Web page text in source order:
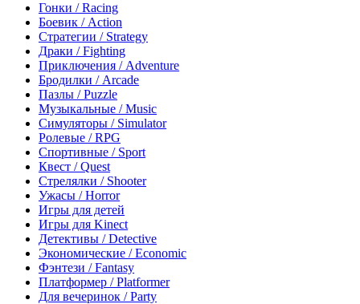
Гонки / Racing
Боевик / Action
Стратегии / Strategy
Драки / Fighting
Приключения / Adventure
Бродилки / Arcade
Пазлы / Puzzle
Музыкальные / Music
Симуляторы / Simulator
Ролевые / RPG
Спортивные / Sport
Квест / Quest
Стрелялки / Shooter
Ужасы / Horror
Игры для детей
Игры для Kinect
Детективы / Detective
Экономические / Economic
Фэнтези / Fantasy
Платформер / Platformer
Для вечеринок / Party